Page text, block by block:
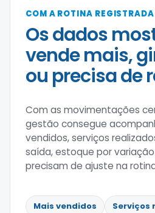
COM A ROTINA REGISTRADA
Os dados
vende mais,
ou precisa de
Com as movimentações
gestão consegue
vendidos, serviços
saída, estoque por
precisam de ajuste na
Mais vendidos
Serviços